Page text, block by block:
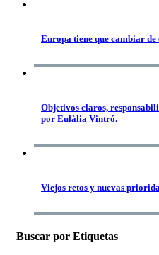
Europa tiene que cambiar
Objetivos claros,
por Eulàlia Vintró.
Viejos retos y nuevas
Buscar por Etiquetas